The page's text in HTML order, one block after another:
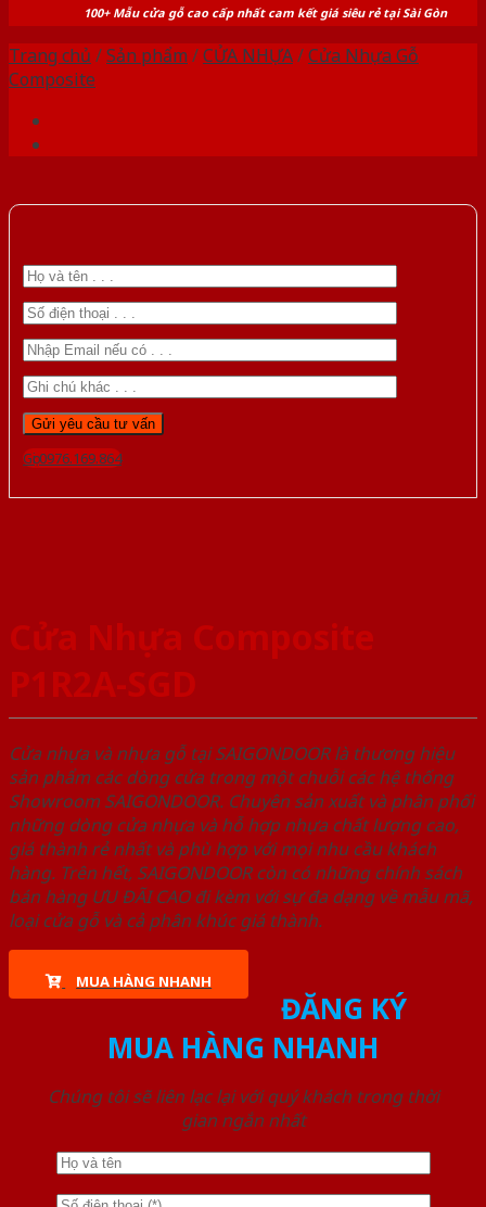
100+ Mẫu cửa gỗ cao cấp nhất cam kết giá siêu rẻ tại Sài Gòn
Trang chủ /Sản phẩm /CỬA NHỰA/Cửa Nhựa Gỗ
Composite
Gọi 0976.169.864
Cửa Nhựa Composite
P1R2A-SGD
Cửa nhựa và nhựa gỗ tại SAIGONDOOR là thương hiệu
sản phẩm các dòng cửa trong một chuỗi các hệ thống
Showroom SAIGONDOOR. Chuyên sản xuất và phân phối
những dòng cửa nhựa và hỗ hợp nhựa chất lượng cao,
giá thành rẻ nhất và phù hợp với mọi nhu cầu khách
hàng. Trên hết, SAIGONDOOR còn có những chính sách
bán hàng ƯU ĐÃI CAO đi kèm với sự đa dạng về mẫu mã,
loại cửa gỗ và cả phân khúc giá thành.
MUA HÀNG NHANH
ĐĂNG KÝ
MUA HÀNG NHANH
Chúng tôi sẽ liên lạc lại với quý khách trong thời
gian ngắn nhất